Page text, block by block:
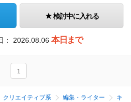
検討中に入れる
： 2026.08.06 本日まで
1
クリエイティブ系 編集・ライター キ